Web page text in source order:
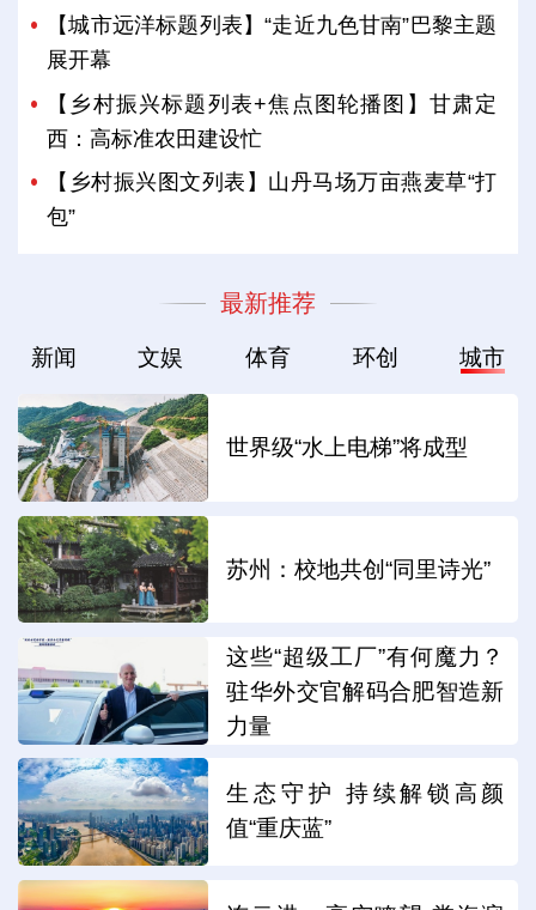
【城市远洋标题列表】“走近九色甘南”巴黎主题
展开幕
【乡村振兴标题列表+焦点图轮播图】甘肃定
西：高标准农田建设忙
【乡村振兴图文列表】山丹马场万亩燕麦草“打
包”
最新推荐
新闻 文娱 体育 环创 城市
世界级“水上电梯”将成型
苏州：校地共创“同里诗光”
这些“超级工厂”有何魔力？
驻华外交官解码合肥智造新
力量
生态守护 持续解锁高颜
值“重庆蓝”